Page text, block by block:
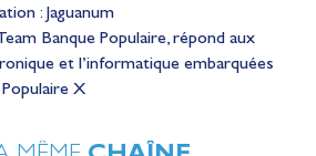
: Jaguanum
Banque Populaire, répond aux
et l’informatique embarquées
X